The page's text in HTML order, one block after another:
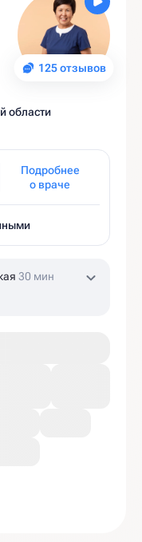
125 отзывов
области
Подробнее
о враче
30 мин